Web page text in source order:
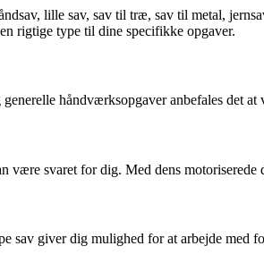
lille sav, sav til træ, sav til metal,
rigtige type til dine specifikke opgaver.
håndværksopgaver anbefales det
svaret for dig. Med dens motoriserede
giver dig mulighed for at arbejde med